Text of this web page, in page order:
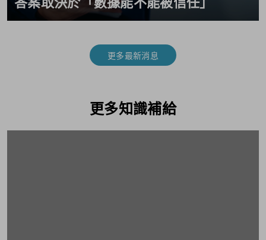
更多最新消息
更多知識補給